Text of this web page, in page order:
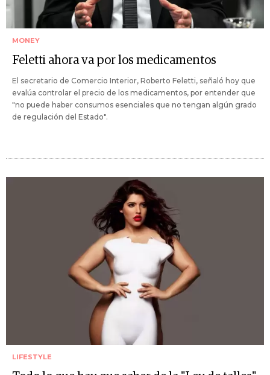
MONEY
Feletti ahora va por los medicamentos
El secretario de Comercio Interior, Roberto Feletti, señaló hoy que
evalúa controlar el precio de los medicamentos, por entender que
"no puede haber consumos esenciales que no tengan algún grado
de regulación del Estado".
LIFESTYLE